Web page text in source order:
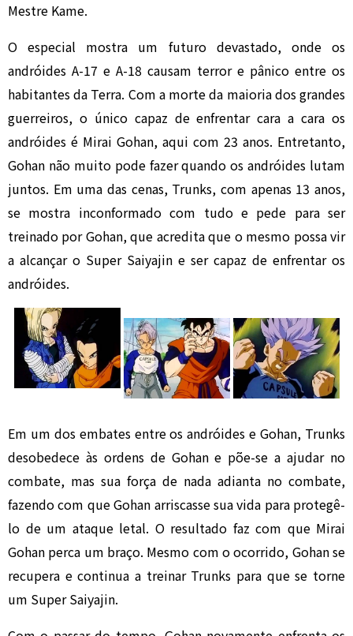
Mestre Kame.
O especial mostra um futuro devastado, onde os
andróides A-17 e A-18 causam terror e pânico entre os
habitantes da Terra. Com a morte da maioria dos grandes
guerreiros, o único capaz de enfrentar cara a cara os
andróides é Mirai Gohan, aqui com 23 anos. Entretanto,
Gohan não muito pode fazer quando os andróides lutam
juntos. Em uma das cenas, Trunks, com apenas 13 anos,
se mostra inconformado com tudo e pede para ser
treinado por Gohan, que acredita que o mesmo possa vir
a alcançar o Super Saiyajin e ser capaz de enfrentar os
andróides.
Em um dos embates entre os andróides e Gohan, Trunks
desobedece às ordens de Gohan e põe-se a ajudar no
combate, mas sua força de nada adianta no combate,
fazendo com que Gohan arriscasse sua vida para protegê-
lo de um ataque letal. O resultado faz com que Mirai
Gohan perca um braço. Mesmo com o ocorrido, Gohan se
recupera e continua a treinar Trunks para que se torne
um Super Saiyajin.